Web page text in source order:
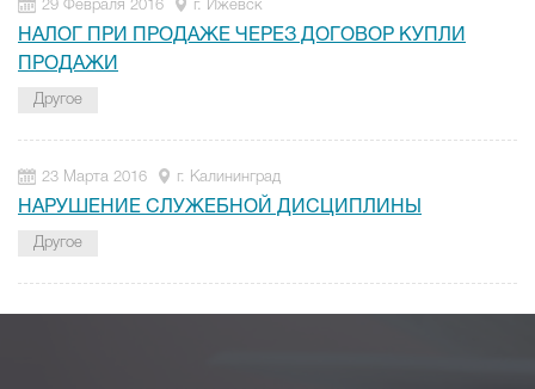
29 Февраля 2016 г. Ижевск
НАЛОГ ПРИ ПРОДАЖЕ ЧЕРЕЗ ДОГОВОР КУПЛИ
ПРОДАЖИ
Другое
23 Марта 2016 г. Калининград
НАРУШЕНИЕ СЛУЖЕБНОЙ ДИСЦИПЛИНЫ
Другое